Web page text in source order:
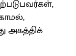
அகத்திக்